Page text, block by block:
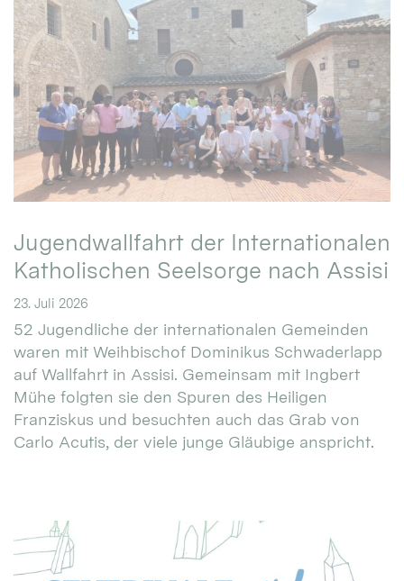
Jugendwallfahrt der Internationalen
Katholischen Seelsorge nach Assisi
23. Juli 2026
52 Jugendliche der internationalen Gemeinden
waren mit Weihbischof Dominikus Schwaderlapp
auf Wallfahrt in Assisi. Gemeinsam mit Ingbert
Mühe folgten sie den Spuren des Heiligen
Franziskus und besuchten auch das Grab von
Carlo Acutis, der viele junge Gläubige anspricht.